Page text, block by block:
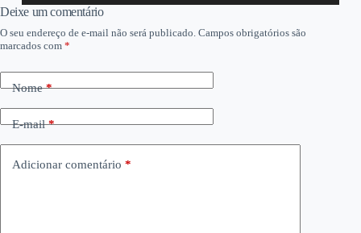
áudio
Deixe um comentário
O seu endereço de e-mail não será publicado. Campos obrigatórios são
marcados com *
Nome*
E-mail*
Adicionar comentário *